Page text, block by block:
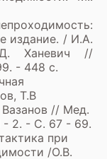
издание. / И.А.
Ханевич //
- 448 с.
Т.В
// Мед.
2. - С. 67 - 69.
при
/О.В.